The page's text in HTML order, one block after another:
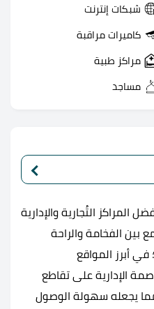
شبكات إنترنت
كاميرات مراقبة
مراكز طبية
مساجد
المراكز التُجارية والإدارية
بين الفخامة والراحة
في أبرز المواقع
الإدارية على تقاطع
يجعله سهولة الوصول